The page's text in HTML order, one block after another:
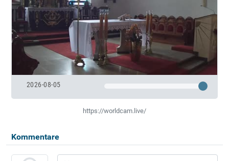
2026-08-05
https://worldcam.live/
Kommentare